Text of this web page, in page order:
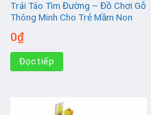
Trái Táo Tìm Đường – Đồ Chơi Gỗ
Thông Minh Cho Trẻ Mầm Non
0₫
Đọc tiếp